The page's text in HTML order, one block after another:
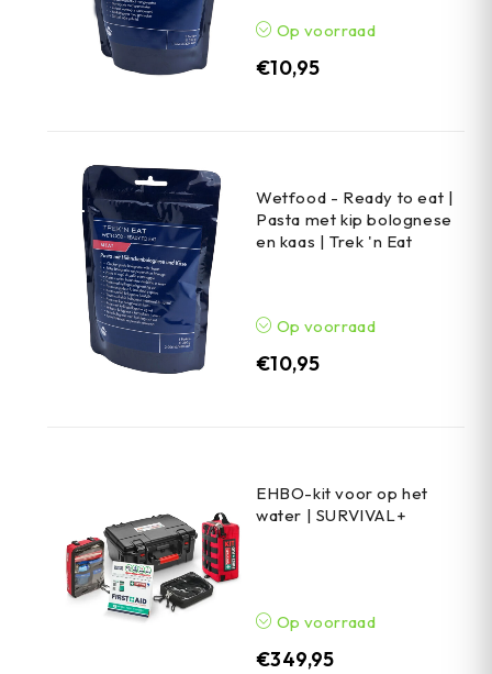
Op voorraad
€10,95
Wetfood - Ready to eat |
Pasta met kip bolognese
en kaas | Trek 'n Eat
Op voorraad
€10,95
EHBO-kit voor op het
water | SURVIVAL+
Op voorraad
€349,95